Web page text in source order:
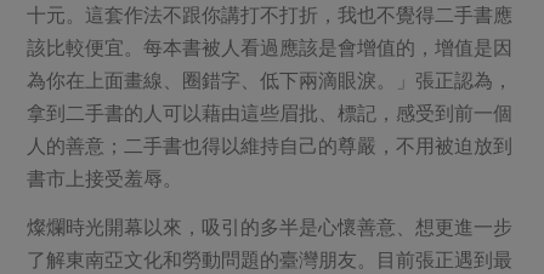
十元。這套作法不跟你講打不打折，我也不覺得二手書應
該比較便宜。每本書被人看過應該是會增值的，增值是因
為你在上面畫線、圈錯字、低下兩滴眼淚。」張正認為，
拿到二手書的人可以藉由這些眉批、標記，感受到前一個
人的善意；二手書也得以維持自己的尊嚴，不用被迫放到
書市上接受羞辱。
燦爛時光開幕以來，吸引的多半是心懷善意、想更進一步
了解東南亞文化和勞動問題的臺灣朋友。目前張正遇到最